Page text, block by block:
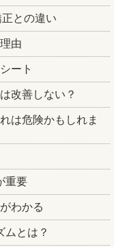
との違い
由
ート
改善しない？
は危険かもしれま
重要
わかる
ムとは？